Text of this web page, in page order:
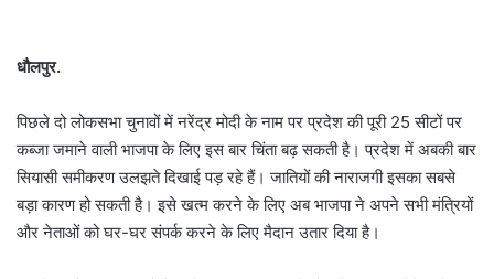
धौलपुर.
पिछले दो लोकसभा चुनावों में नरेंद्र मोदी के नाम पर प्रदेश की पूरी 25 सीटों पर
कब्जा जमाने वाली भाजपा के लिए इस बार चिंता बढ़ सकती है। प्रदेश में अबकी बार
सियासी समीकरण उलझते दिखाई पड़ रहे हैं। जातियों की नाराजगी इसका सबसे
बड़ा कारण हो सकती है। इसे खत्म करने के लिए अब भाजपा ने अपने सभी मंत्रियों
और नेताओं को घर-घर संपर्क करने के लिए मैदान उतार दिया है।